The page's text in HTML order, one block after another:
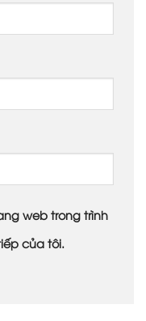
web trong trình
của tôi.